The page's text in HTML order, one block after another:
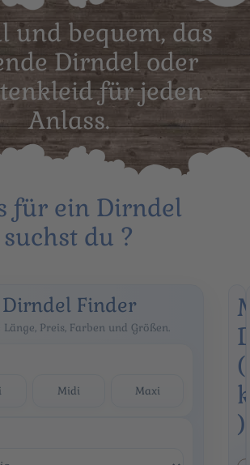
und bequem, das
Dirndel oder
für jeden
Anlass.
für ein Dirndel
suchst du ?
Dirndel Finder
Länge, Preis, Farben und Größen.
Midi Maxi
(
)